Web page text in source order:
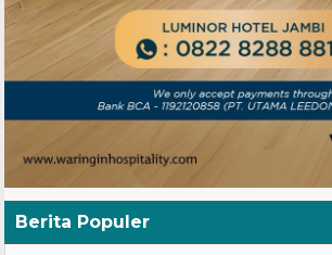
Berita Populer